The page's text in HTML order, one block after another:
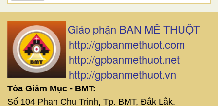
Giáo phận BAN MÊ THUỘT
http://gpbanmethuot.com
http://gpbanmethuot.net
http://gpbanmethuot.vn
Tòa Giám Mục - BMT:
Số 104 Phan Chu Trinh, Tp. BMT, Đắk Lắk.